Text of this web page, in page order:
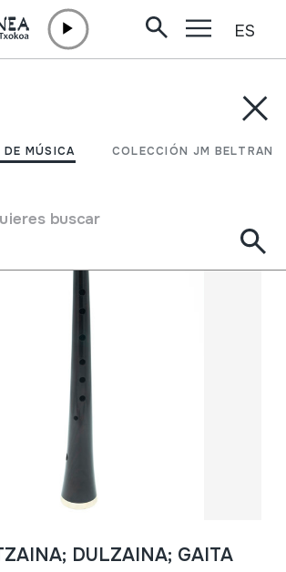
MÚSICA COLECCIÓN JM BELTRAN
buscar
ES
COLECCIÓN JM BELTRAN
DULZAINA; GAITA